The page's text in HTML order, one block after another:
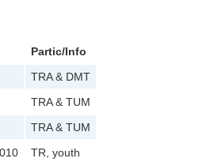
Partic/Info
TRA & DMT
TRA & TUM
TRA & TUM
TR, youth